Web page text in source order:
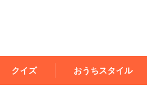
クイズ おうちスタイル